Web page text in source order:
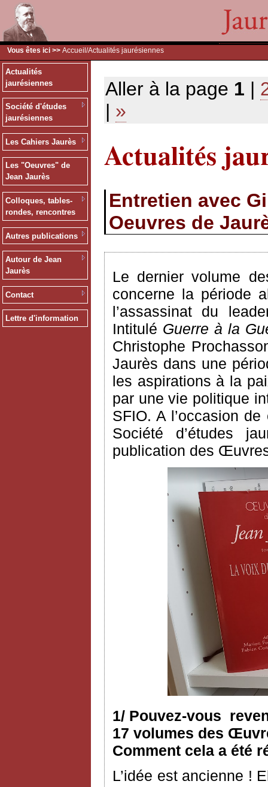
Vous êtes ici >> Accueil /Actualités jaurésiennes
Actualités
jaurésiennes
Société d'études
jaurésiennes
Les Cahiers Jaurès
Les "Oeuvres" de
Jean Jaurès
Colloques, tables-
rondes, rencontres
Autres publications
Autour de Jean
Jaurès
Contact
Lettre d'information
Aller à la page 1 |
| »
Actualités
Entretien avec
Oeuvres de
Le dernier volume
concerne la période
l’assassinat du
Intitulé Guerre à la
Christophe
Jaurès dans une
les aspirations à la
par une vie politique
SFIO. A l’occasion
Société d’études
publication des
1/ Pouvez-vous
17 volumes des
Comment cela a été
L’idée est ancienne !